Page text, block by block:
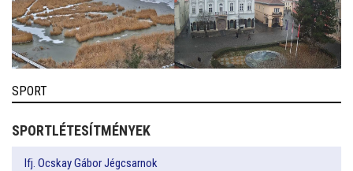
SPORT
SPORTLÉTESÍTMÉNYEK
Ifj. Ocskay Gábor Jégcsarnok